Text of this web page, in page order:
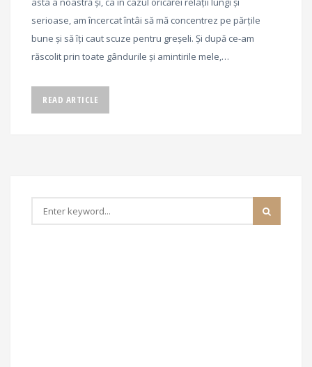
serioase, am încercat întâi să mă concentrez pe părțile
bune și să îți caut scuze pentru greșeli. Și după ce-am
răscolit prin toate gândurile și amintirile mele,…
READ ARTICLE